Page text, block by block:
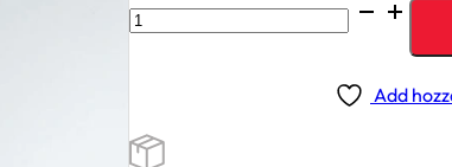
Malaga
bárszék
Add